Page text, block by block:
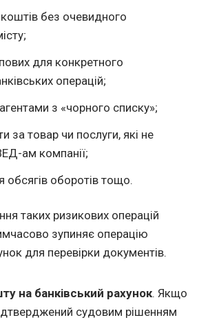
без очевидного
для конкретного
операцій;
з «чорного списку»;
за товар чи послуги, які не
ам компанії;
обсягів оборотів тощо.
таких ризикових операцій
зупиняє операцію
для перевірки документів.
на банківський рахунок. Якщо
судовим рішенням